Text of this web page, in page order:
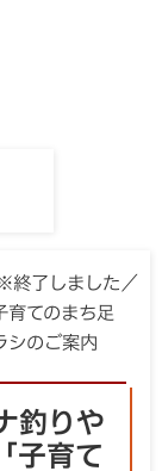
終了しました／
育てのまち足
シのご案内
釣りや
子育て